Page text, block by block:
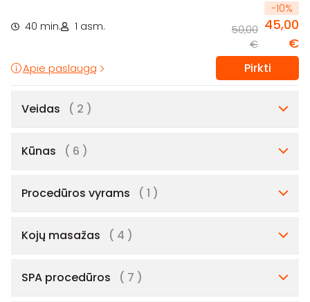
40 min. 1 asm.
-10%
50,00
€
45,00
€
Apie paslaugą Pirkti
Veidas ( 2 )
Kūnas ( 6 )
Procedūros vyrams ( 1 )
Kojų masažas ( 4 )
SPA procedūros ( 7 )